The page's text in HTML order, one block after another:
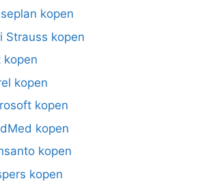
kopen
Strauss kopen
kopen
kopen
kopen
kopen
kopen
kopen